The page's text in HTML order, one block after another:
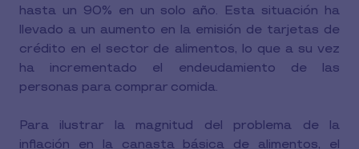
hasta un 90% en un solo año. Esta situación ha
llevado a un aumento en la emisión de tarjetas de
crédito en el sector de alimentos, lo que a su vez
ha incrementado el endeudamiento de las
personas para comprar comida.
Para ilustrar la magnitud del problema de la
inflación en la canasta básica de alimentos, el